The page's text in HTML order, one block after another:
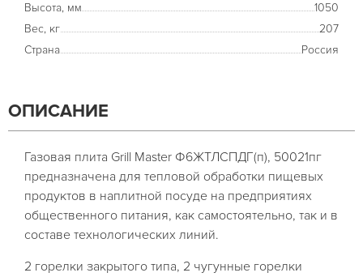
Высота, мм
1050
Вес, кг
207
Страна
Россия
ОПИСАНИЕ
Газовая плита Grill Master Ф6ЖТЛСПДГ(п), 50021пг
предназначена для тепловой обработки пищевых
продуктов в наплитной посуде на предприятиях
общественного питания, как самостоятельно, так и в
составе технологических линий.
2 горелки закрытого типа, 2 чугунные горелки